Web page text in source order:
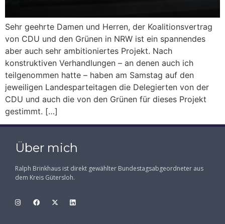
Sehr geehrte Damen und Herren, der Koalitionsvertrag
von CDU und den Grünen in NRW ist ein spannendes
aber auch sehr ambitioniertes Projekt. Nach
konstruktiven Verhandlungen – an denen auch ich
teilgenommen hatte – haben am Samstag auf den
jeweiligen Landesparteitagen die Delegierten von der
CDU und auch die von den Grünen für dieses Projekt
gestimmt. […]
Über mich
Ralph Brinkhaus ist direkt gewählter Bundestagsabgeordneter aus
dem Kreis Gütersloh.